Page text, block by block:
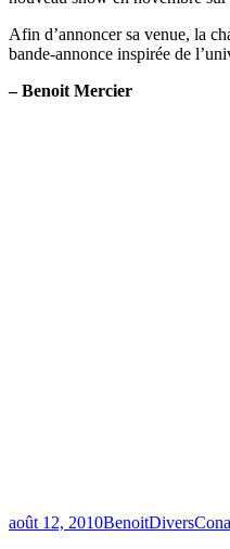
Afin d’annoncer sa venue, la
bande-annonce inspirée de
– Benoit Mercier
Publié
août 12, 2010BenoitCatégories
Divers